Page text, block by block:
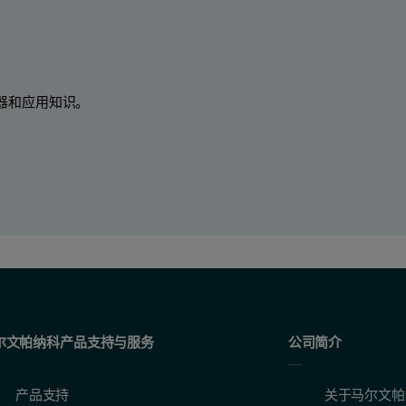
应用知识。
文帕纳科产品支持与服务
产品支持
公司简介
关于马尔文